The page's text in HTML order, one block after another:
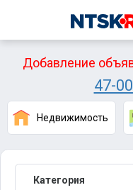
Добавление
47-
Недвижимость
Категория